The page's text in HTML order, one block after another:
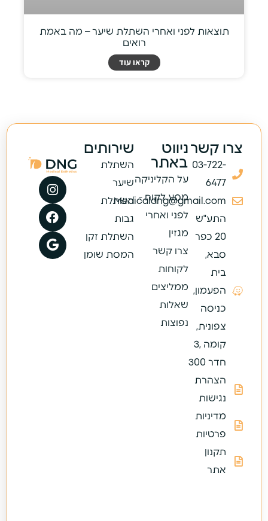
תוצאות לפני ואחרי השתלת שיער – מה באמת
רואים
קראו עוד
צרו קשר
03-722-
6477
Medicaldng@gmail.com
התע"ש
20 כפר
סבא,
בית
הפעמון,
כניסה
צפונית,
קומה ,3
חדר 300
הצהרת
נגישות
מדיניות
פרטיות
תקנון
אתר
ניווט
באתר
על הקליניקה
מסע לקוח -
לפני ואחרי
מגזין
צרו קשר
לקוחות
ממליצים
שאלות
נפוצות
שירותים
השתלת
שיער
השתלת
גבות
השתלת זקן
המסת שומן